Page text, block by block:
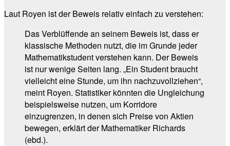
Laut Royen ist der Beweis relativ einfach zu verstehen:
Das Verblüffende an seinem Beweis ist, dass er
klassische Methoden nutzt, die im Grunde jeder
Mathematikstudent verstehen kann. Der Beweis
ist nur wenige Seiten lang. „Ein Student braucht
vielleicht eine Stunde, um ihn nachzuvollziehen“,
meint Royen. Statistiker könnten die Ungleichung
beispielsweise nutzen, um Korridore
einzugrenzen, in denen sich Preise von Aktien
bewegen, erklärt der Mathematiker Richards
(ebd.).